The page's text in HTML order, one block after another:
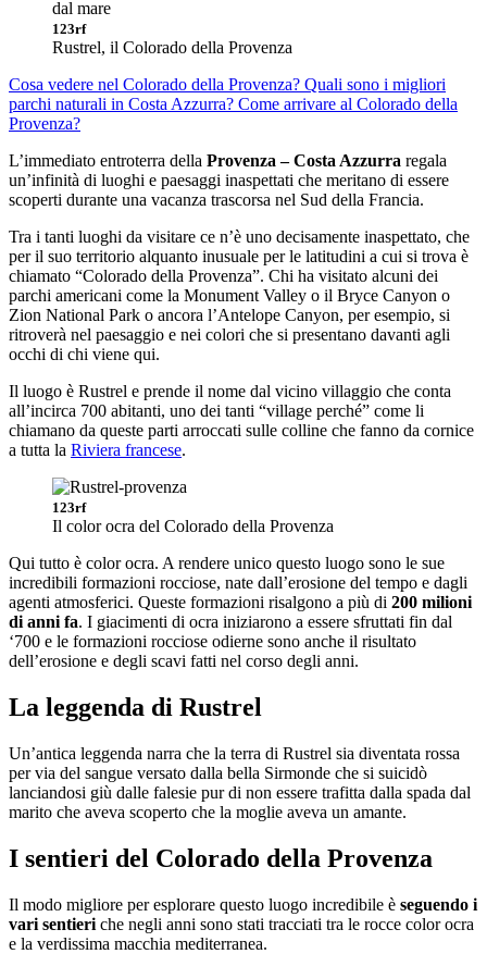
123rf
Rustrel, il Colorado della Provenza
Cosa vedere nel Colorado della Provenza? Quali sono i migliori
parchi naturali in Costa Azzurra? Come arrivare al Colorado della
Provenza?
L’immediato entroterra della Provenza – Costa Azzurra regala
un’infinità di luoghi e paesaggi inaspettati che meritano di essere
scoperti durante una vacanza trascorsa nel Sud della Francia.
Tra i tanti luoghi da visitare ce n’è uno decisamente inaspettato, che
per il suo territorio alquanto inusuale per le latitudini a cui si trova è
chiamato “Colorado della Provenza”. Chi ha visitato alcuni dei
parchi americani come la Monument Valley o il Bryce Canyon o
Zion National Park o ancora l’Antelope Canyon, per esempio, si
ritroverà nel paesaggio e nei colori che si presentano davanti agli
occhi di chi viene qui.
Il luogo è Rustrel e prende il nome dal vicino villaggio che conta
all’incirca 700 abitanti, uno dei tanti “village perché” come li
chiamano da queste parti arroccati sulle colline che fanno da cornice
a tutta la Riviera francese.
123rf
Il color ocra del Colorado della Provenza
Qui tutto è color ocra. A rendere unico questo luogo sono le sue
incredibili formazioni rocciose, nate dall’erosione del tempo e dagli
agenti atmosferici. Queste formazioni risalgono a più di 200 milioni
di anni fa. I giacimenti di ocra iniziarono a essere sfruttati fin dal
‘700 e le formazioni rocciose odierne sono anche il risultato
dell’erosione e degli scavi fatti nel corso degli anni.
La leggenda di Rustrel
Un’antica leggenda narra che la terra di Rustrel sia diventata rossa
per via del sangue versato dalla bella Sirmonde che si suicidò
lanciandosi giù dalle falesie pur di non essere trafitta dalla spada dal
marito che aveva scoperto che la moglie aveva un amante.
I sentieri del Colorado della Provenza
Il modo migliore per esplorare questo luogo incredibile è seguendo i
vari sentieri che negli anni sono stati tracciati tra le rocce color ocra
e la verdissima macchia mediterranea.